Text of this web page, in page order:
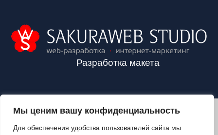
Мы ценим вашу конфиденциальность
Для обеспечения удобства пользователей сайта мы
Разработка макета
2024©VALOZHIN.BY - НОВОСТИ ВОЛОЖИНСКОГО РАЙОНА